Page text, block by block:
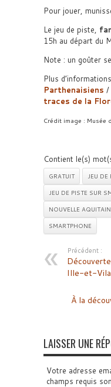
Pour jouer,
Le jeu de piste,
15h au départ du
Note : un goûter
Plus
Parthenaisiens /
traces de la
Crédit image : Musée
Contient le(s)
GRATUIT
JEU DE
JEU DE PISTE SUR
NOUVELLE
SMARTPHONE
Précédent :
Ille-et-
À la
LAISSER UNE
Votre adresse
champs requis